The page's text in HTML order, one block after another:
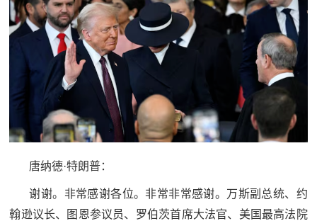
热
点
追
国
防
法
规
国
规
国
防
知
唐纳德·特朗普：
谢谢。非常感谢各位。非常非常感谢。万斯副总统、约
翰逊议长、图恩参议员、罗伯茨首席大法官、美国最高法院